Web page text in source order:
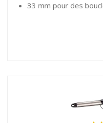
33 mm pour des